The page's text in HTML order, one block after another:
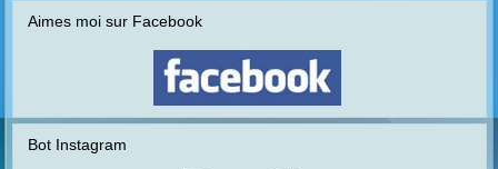
Aimes moi sur Facebook
Bot Instagram